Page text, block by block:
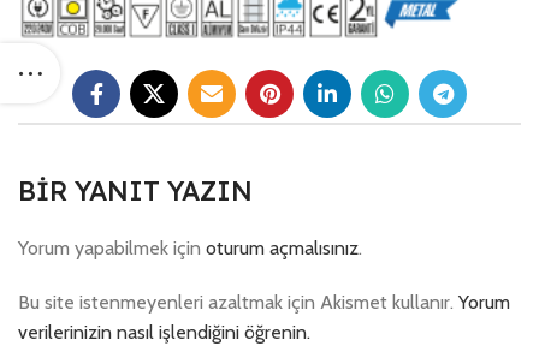
BIR YANIT YAZIN
Yorum yapabilmek için oturum açmalısınız.
Bu site istenmeyenleri azaltmak için Akismet kullanır. Yorum
verilerinizin nasıl işlendiğini öğrenin.